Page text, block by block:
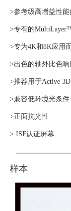
>参考级高增益性
>专有的
>专为4K和8K应用
>出色的轴外比色响
>推荐用于Active
>兼容低环境光条件
>正面抗光性
> ISF认证屏幕
样本